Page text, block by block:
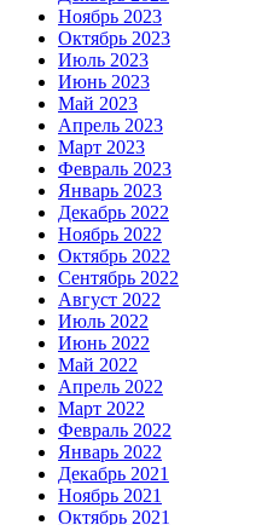
Ноябрь 2023
Октябрь 2023
Июль 2023
Июнь 2023
Май 2023
Апрель 2023
Март 2023
Февраль 2023
Январь 2023
Декабрь 2022
Ноябрь 2022
Октябрь 2022
Сентябрь 2022
Август 2022
Июль 2022
Июнь 2022
Май 2022
Апрель 2022
Март 2022
Февраль 2022
Январь 2022
Декабрь 2021
Ноябрь 2021
Октябрь 2021